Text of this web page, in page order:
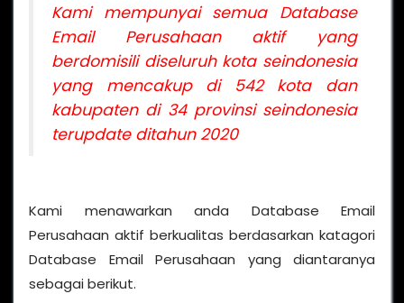
Kami mempunyai semua Database
Email Perusahaan aktif yang
berdomisili diseluruh kota seindonesia
yang mencakup di 542 kota dan
kabupaten di 34 provinsi seindonesia
terupdate ditahun 2020
Kami menawarkan anda Database Email
Perusahaan aktif berkualitas berdasarkan katagori
Database Email Perusahaan yang diantaranya
sebagai berikut.